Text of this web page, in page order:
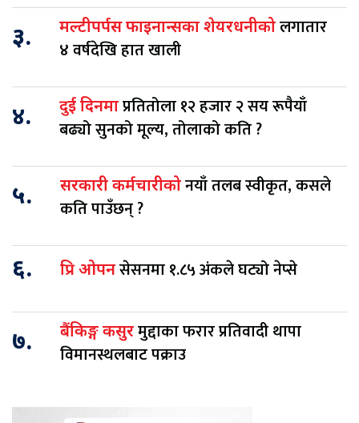
३. मल्टीपर्पस फाइनान्सका शेयरधनीकोलगातार
४ वर्षदेखि हात खाली
४. दुई दिनमाप्रतितोला १२ हजार २ सय रूपैयाँ
बढ्यो सुनको मूल्य, तोलाको कति ?
५. सरकारी कर्मचारीकोनयाँ तलब स्वीकृत, कसले
कति पाउँछन् ?
६. प्रि ओपनसेसनमा १.८५ अंकले घट्यो नेप्से
७. बैंकिङ्ग कसुरमुद्दाका फरार प्रतिवादी थापा
विमानस्थलबाट पक्राउ